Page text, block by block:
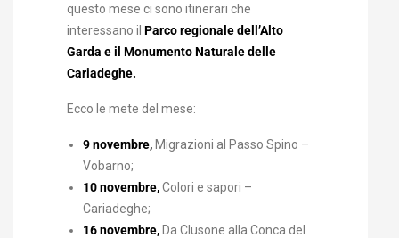
questo mese ci sono itinerari che
interessano il Parco regionale dell’Alto
Garda e il Monumento Naturale delle
Cariadeghe.
Ecco le mete del mese:
9 novembre,Migrazioni al Passo Spino –
Vobarno;
10 novembre,Colori e sapori –
Cariadeghe;
16 novembre, Da Clusone alla Conca del